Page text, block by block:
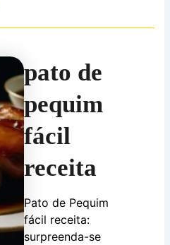
pato de
pequim
fácil
receita
Pato de Pequim
fácil receita:
surpreenda-se